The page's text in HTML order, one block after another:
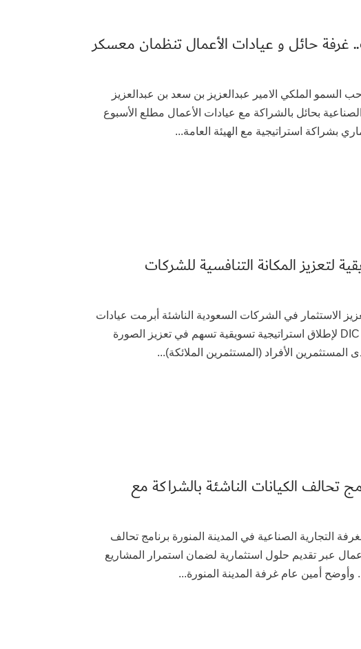
غرفة حائل و عيادات الأعمال تنظمان معسكر
2020 برعاية صاحب السمو الملكي الامير عبدالعزيز بن سعد بن عبدالعزيز
بحائل بالشراكة مع عيادات الأعمال مطلع الأسبوع
بشراكة استراتيجية مع الهيئة العامة...
لتعزيز المكانة التنافسية للشركات
– 27 سبتمبر 2020 بهدف تعزيز الاستثمار في الشركات السعودية الناشئة أبرمت عيادات
الأعمال اتفاقية تعاون مع التأثير المباشر DIC لإطلاق استراتيجية تسويقية تسهم في تعزيز الصورة
الأفراد (المستثمرين الملائكة)...
تحالف الكيانات الناشئة بالشراكة مع
5 سبتمبر 2020 أطلقت الغرفة التجارية الصناعية في المدينة المنورة برنامج تحالف
عبر تقديم حلول استثمارية لضمان استمرار المشاريع
وأوضح أمين عام غرفة المدينة المنورة...